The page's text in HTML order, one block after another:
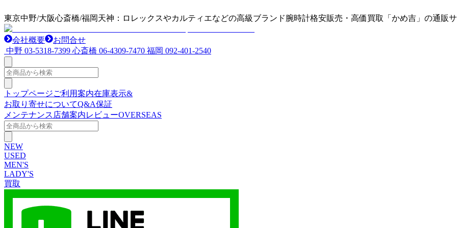
東京中野/大阪心斎橋/福岡天神：ロレックスやカルティエなどの高級ブランド腕時計格安販売・高価買取「かめ吉」の通販
会社概要
お問合せ
中野 03-5318-7399 心斎橋 06-4309-7470 福岡 092-401-2540
トップページご利用案内在庫表示&
お取り寄せについてQ&A保証
メンテナンス 店舗案内レビューOVERSEAS
NEW
USED
MEN'S
LADY'S
買取